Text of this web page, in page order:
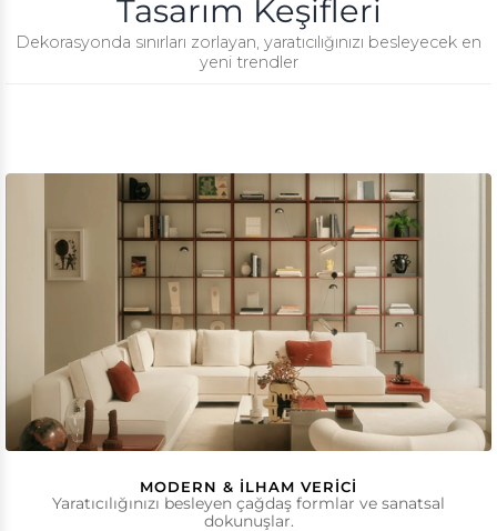
Tasarım Keşifleri
Dekorasyonda sınırları zorlayan, yaratıcılığınızı besleyecek en
yeni trendler
MODERN & İLHAM VERICI
Yaratıcılığınızı besleyen çağdaş formlar ve sanatsal
dokunuşlar.